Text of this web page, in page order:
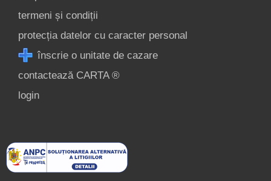
termeni și condiții
protecția datelor cu caracter personal
înscrie o unitate de cazare
contactează CARTA ®
login